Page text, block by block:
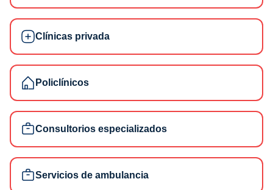
Clínicas privada
Policlínicos
Consultorios especializados
Servicios de ambulancia